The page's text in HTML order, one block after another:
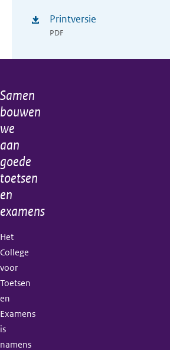
Printversie
PDF
Algemene
informatie
Samen
bouwen
we
aan
goede
toetsen
en
examens
Het
College
voor
Toetsen
en
Examens
is
namens